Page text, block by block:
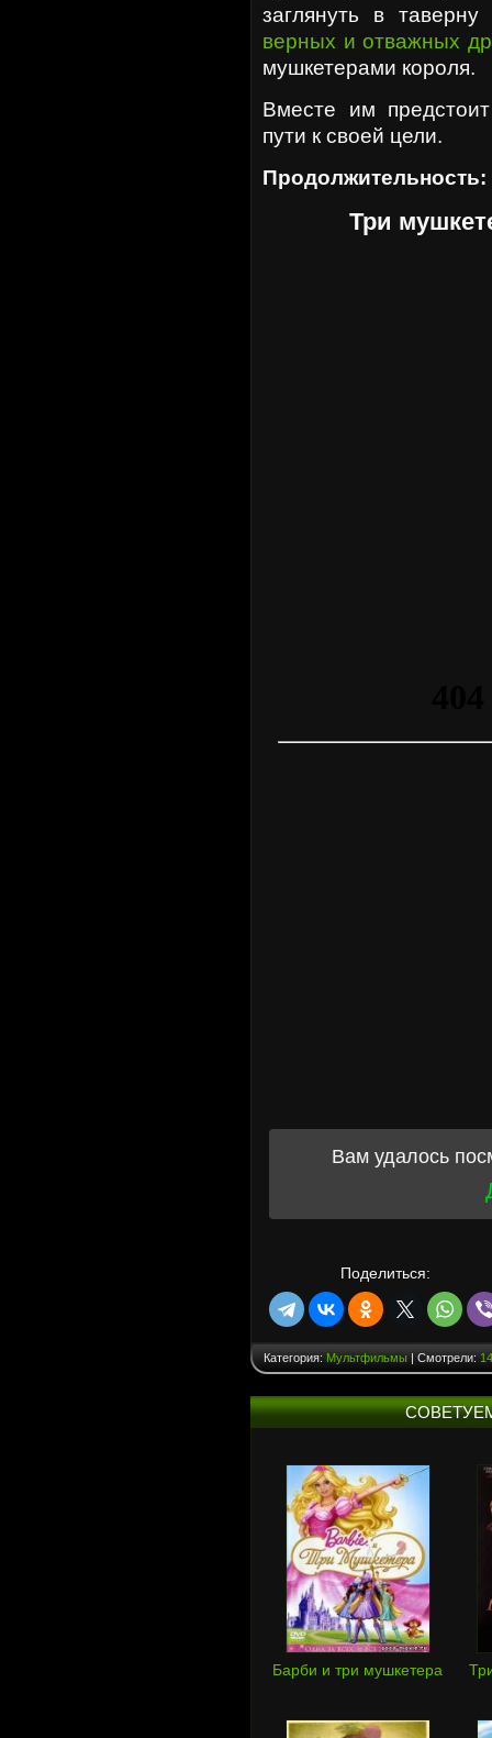
заглянуть в
верных и отважных
мушкетерами короля.
Вместе им
пути к своей цели.
Продолжительность:
Три
Вам удалось
Поделиться:
Категория: Мультфильмы | Смотрели:
Барби и три мушкетера